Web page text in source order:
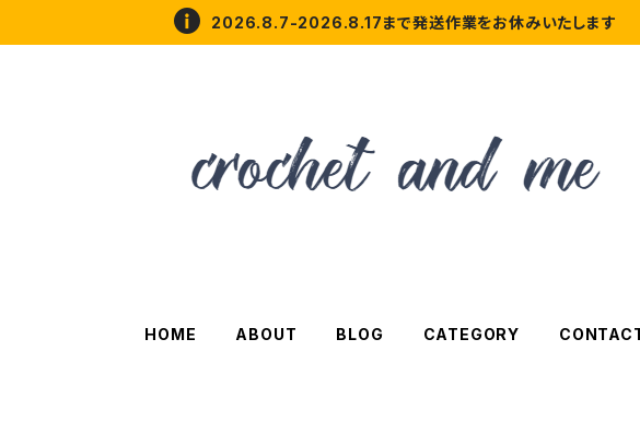
2026.8.7-2026.8.17まで発送作業をお休みいたします
HOME ABOUT BLOG CATEGORY